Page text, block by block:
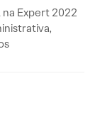
Expert 2022